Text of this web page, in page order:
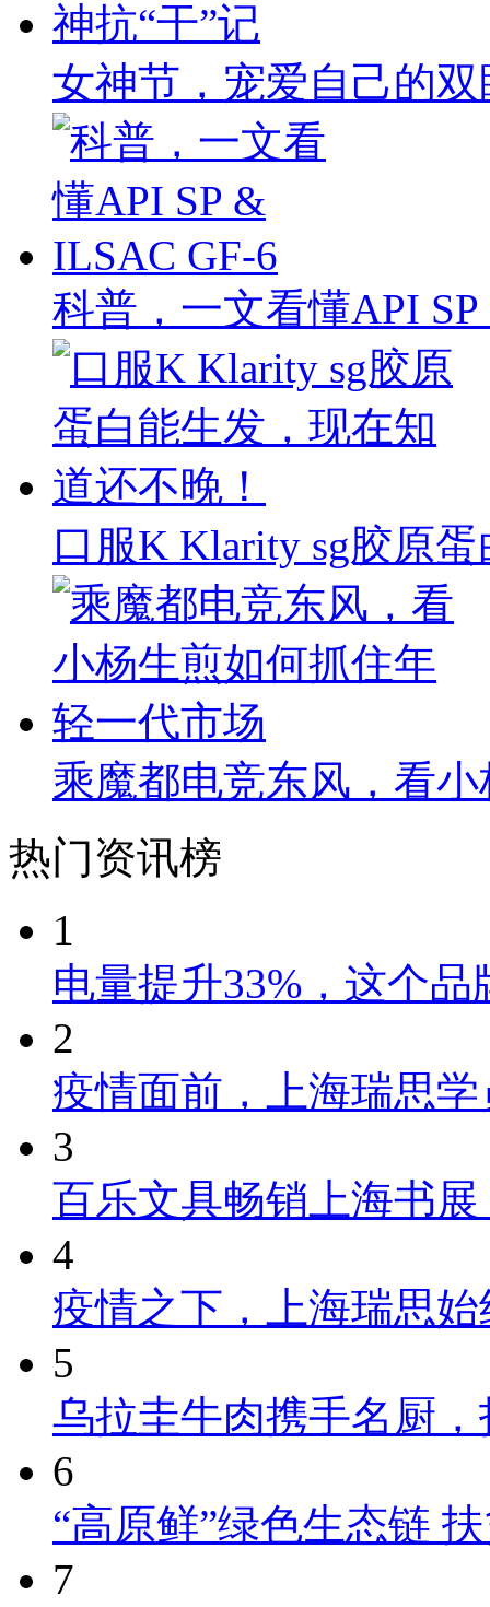
女神节，宠爱自己的
科普，一文看懂API
口服K Klarity sg胶原
乘魔都电竞东风，看
热门资讯榜
1
电量提升33%，这个
2
疫情面前，上海瑞思
3
百乐文具畅销上海书
4
疫情之下，上海瑞思
5
乌拉圭牛肉携手名厨
6
“高原鲜”绿色生态链
7